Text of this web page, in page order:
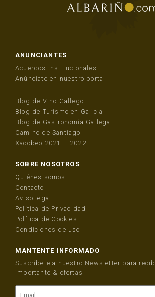
ANUNCIANTES
Acuerdos Institucionales
Anúnciate en nuestro portal
Blog de Vino Gallego
Blog de Turismo en Galicia
Blog de Gastronomía Gallega
Camino de Santiago
Xacobeo 2021 – 2022
SOBRE NOSOTROS
Quiénes somos
Contacto
Aviso legal
Política de Privacidad
Política de Cookies
Condiciones de uso
MANTENTE INFORMADO
Suscríbete a nuestro Newsletter para
importante & ofertas